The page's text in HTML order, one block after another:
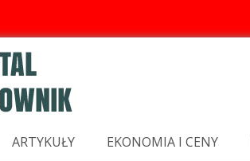
ARTYKUŁY EKONOMIA I CENY